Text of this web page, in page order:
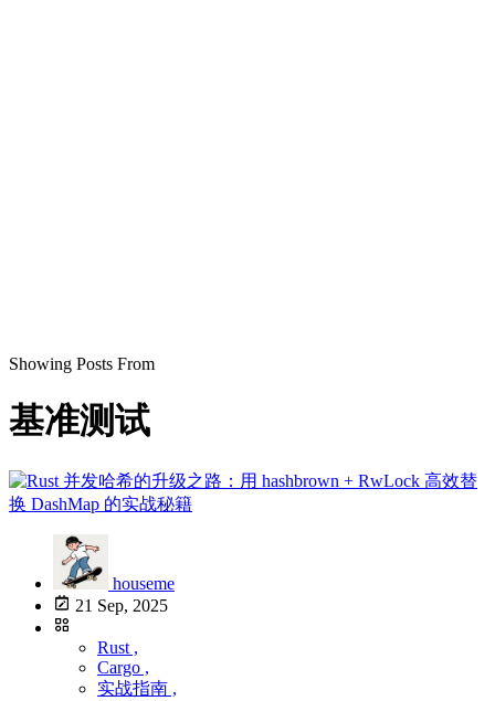
Showing Posts From
基准测试
houseme
21 Sep, 2025
Rust ,
Cargo ,
实战指南 ,